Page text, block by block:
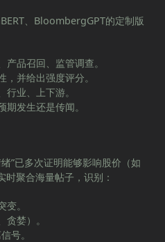
、BloombergGPT的定制版
品召回、监管调查。
并给出强度评分。
业、上下游。
发生还是传闻。
”已多次证明能够影响股价（如
聚合海量帖子，识别：
。
婪）。
号。